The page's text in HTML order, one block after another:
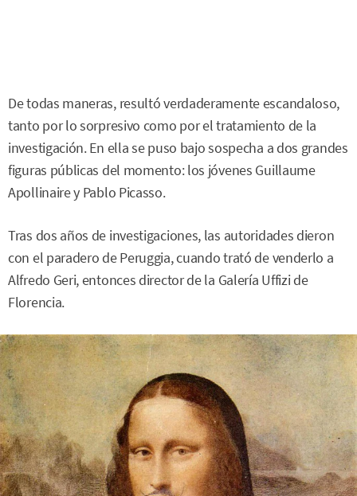
De todas maneras, resultó verdaderamente escandaloso,
tanto por lo sorpresivo como por el tratamiento de la
investigación. En ella se puso bajo sospecha a dos grandes
figuras públicas del momento: los jóvenes Guillaume
Apollinaire y Pablo Picasso.
Tras dos años de investigaciones, las autoridades dieron
con el paradero de Peruggia, cuando trató de venderlo a
Alfredo Geri, entonces director de la Galería Uffizi de
Florencia.